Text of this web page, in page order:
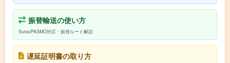
振替輸送の使い方
Suica/PASMO対応・振替ルート解説
遅延証明書の取り方